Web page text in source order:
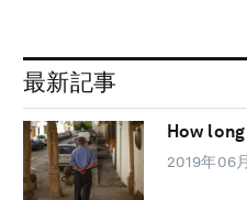
最新記事
How
2019年06